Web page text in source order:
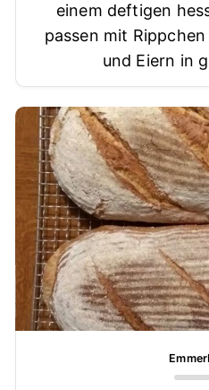
einem deftigen
passen mit
und Eiern in